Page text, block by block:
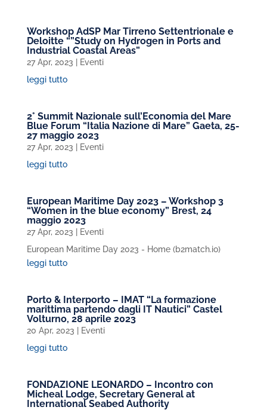
Workshop AdSP Mar Tirreno Settentrionale e
Deloitte “”Study on Hydrogen in Ports and
Industrial Coastal Areas”
27 Apr, 2023
Eventi
leggi tutto
2° Summit Nazionale sull’Economia del Mare
Blue Forum “Italia Nazione di Mare” Gaeta, 25-
27 maggio 2023
27 Apr, 2023
Eventi
leggi tutto
European Maritime Day 2023 – Workshop 3
“Women in the blue economy” Brest, 24
maggio 2023
27 Apr, 2023
Eventi
European Maritime Day 2023 - Home (b2match.io)
leggi tutto
Porto & Interporto – IMAT “La formazione
marittima partendo dagli IT Nautici” Castel
Volturno, 28 aprile 2023
20 Apr, 2023
Eventi
leggi tutto
FONDAZIONE LEONARDO – Incontro con
Micheal Lodge, Secretary General at
International Seabed Authority